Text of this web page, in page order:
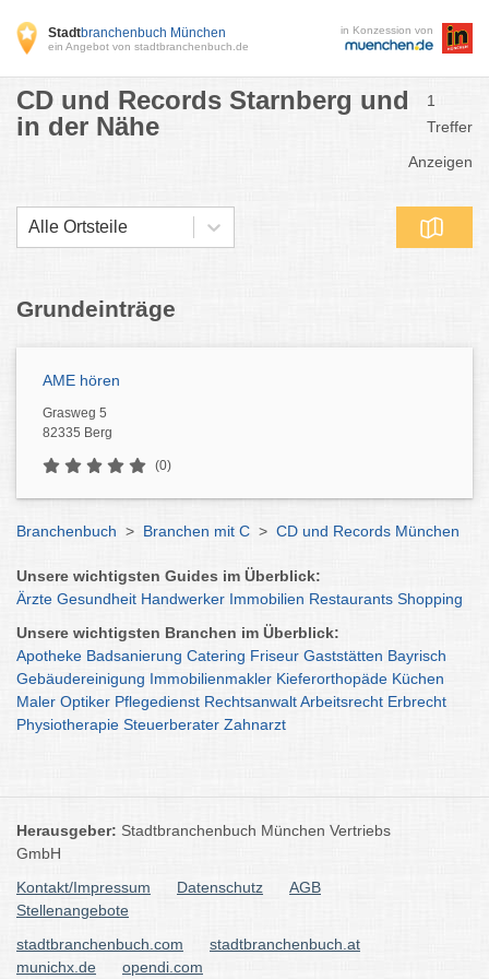
Stadtbranchenbuch München
ein Angebot von stadtbranchenbuch.de
in Konzession von
CD und Records Starnberg und
in der Nähe
1
Treffer
Anzeigen
Alle Ortsteile
Grundeinträge
AME hören
Grasweg 5
82335 Berg
(0)
Branchenbuch > Branchen mit C > CD und Records München
Unsere wichtigsten Guides im Überblick:
Ärzte Gesundheit Handwerker Immobilien Restaurants Shopping
Unsere wichtigsten Branchen im Überblick:
Apotheke Badsanierung Catering Friseur Gaststätten Bayrisch
Gebäudereinigung Immobilienmakler Kieferorthopäde Küchen
Maler Optiker Pflegedienst RechtsanwaltArbeitsrecht Erbrecht
Physiotherapie Steuerberater Zahnarzt
Herausgeber: Stadtbranchenbuch München Vertriebs
GmbH
Kontakt/Impressum
Datenschutz
AGB
Stellenangebote
stadtbranchenbuch.com
stadtbranchenbuch.at
munichx.de
opendi.com